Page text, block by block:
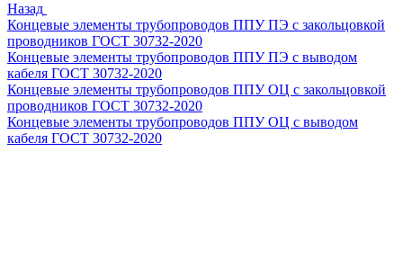
Назад
Концевые элементы трубопроводов ППУ ПЭ с закольцовкой
проводников ГОСТ 30732-2020
Концевые элементы трубопроводов ППУ ПЭ с выводом
кабеля ГОСТ 30732-2020
Концевые элементы трубопроводов ППУ ОЦ с закольцовкой
проводников ГОСТ 30732-2020
Концевые элементы трубопроводов ППУ ОЦ с выводом
кабеля ГОСТ 30732-2020